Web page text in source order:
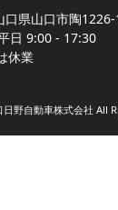
口県山口市陶1226-
日 9:00 - 17:30
休業
日野自動車株式会社